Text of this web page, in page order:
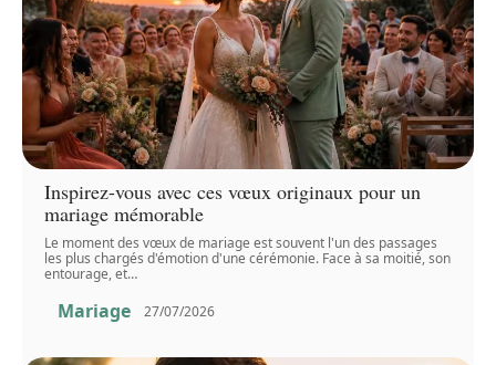
Inspirez-vous avec ces vœux originaux pour un
mariage mémorable
Le moment des vœux de mariage est souvent l'un des passages
les plus chargés d'émotion d'une cérémonie. Face à sa moitié, son
entourage, et…
Mariage 27/07/2026